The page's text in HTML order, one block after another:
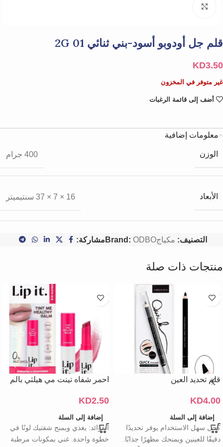
قلم جل أودوبو أسود-بني ثنائي 01 2G
KD3.50
غير متوفر في المخزون
أضف إلى قائمة الرغبات
معلومات إضافية
الوزن 400 جرام
الأبعاد 16 × 7 × 37 سنتيميتر
التصنيف: مكياج Brand: ODBO مشاركة:
منتجات ذات صلة
قلم تحديد العين
KD4.00
إضافة إلى السلة
كحل سهل الاستخدام يوفر تحديدًا
دقيقًا للعينين ويمنحك مظهرًا جذابًا.
احمر شفاه تينت مي هيلثي بالم
KD2.50
إضافة إلى السلة
الفوائد: يغذي ويمنح شفتيك لونًا في
خطوة واحدة. غني بمكونات مرطبة